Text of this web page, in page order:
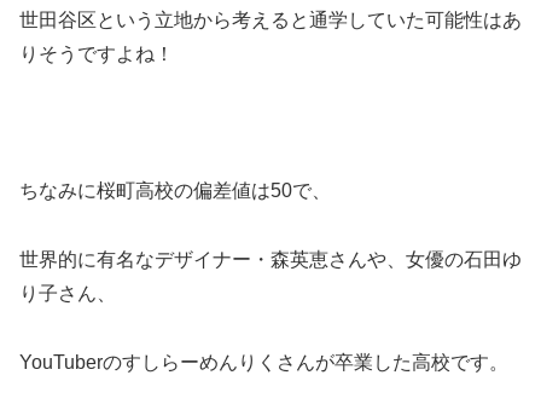
世田谷区という立地から考えると通学していた可能性はあ
りそうですよね！
ちなみに桜町高校の偏差値は50で、
世界的に有名なデザイナー・森英恵さんや、女優の石田ゆ
り子さん、
YouTuberのすしらーめんりくさんが卒業した高校です。